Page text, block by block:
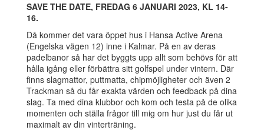
SAVE THE DATE, FREDAG 6 JANUARI 2023, KL 14-
16.
Då kommer det vara öppet hus i Hansa Active Arena
(Engelska vägen 12) inne i Kalmar. På en av deras
padelbanor så har det byggts upp allt som behövs för att
hålla igång eller förbättra sitt golfspel under vintern. Där
finns slagmattor, puttmatta, chipmöjligheter och även 2
Trackman så du får exakta värden och feedback på dina
slag. Ta med dina klubbor och kom och testa på de olika
momenten och ställa frågor till mig om hur just du får ut
maximalt av din vinterträning.